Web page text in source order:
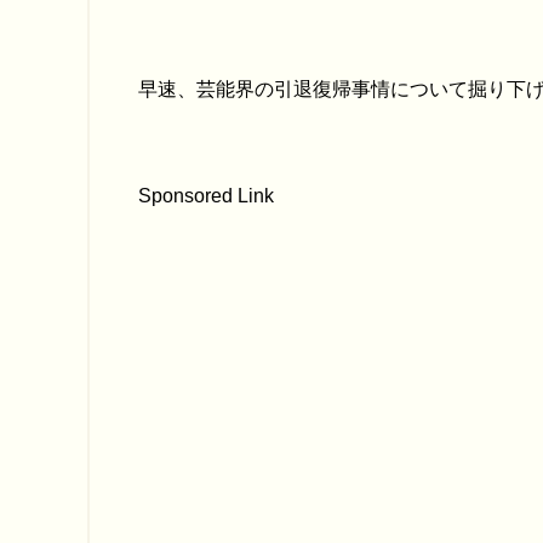
早速、芸能界の引退復帰事情について掘り下
Sponsored Link